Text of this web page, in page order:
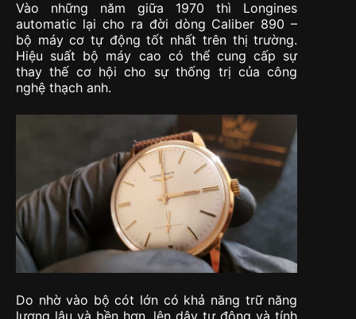
Vào những năm giữa 1970 thì Longines
automatic lại cho ra đời dòng Caliber 890 –
bộ máy cơ tự động tốt nhất trên thị trường.
Hiệu suất bộ máy cao có thể cung cấp sự
thay thế cơ hội cho sự thống trị của công
nghệ thạch anh.
Do nhờ vào bộ cót lớn có khả năng trữ năng
lượng lâu và bền hơn, lên dây tự động và tính